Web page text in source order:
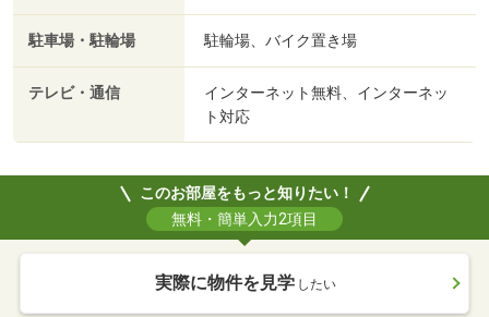
駐車場・駐輪場 駐輪場、バイク置き場
テレビ・通信
インターネット無料、インターネッ
ト対応
このお部屋をもっと知りたい！
無料・簡単入力2項目
実際に物件を見学 したい